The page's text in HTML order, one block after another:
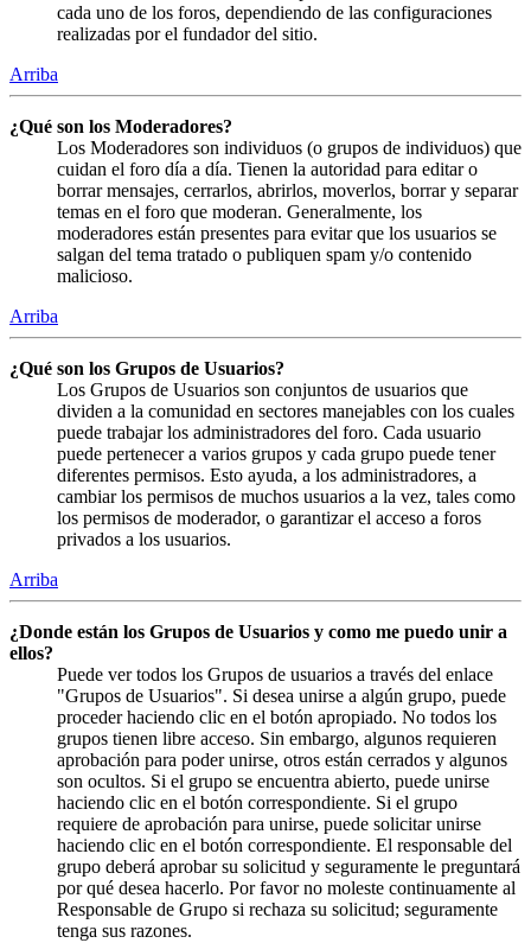
cada uno de los foros, dependiendo de las configuraciones
realizadas por el fundador del sitio.
Arriba
¿Qué son los Moderadores?
Los Moderadores son individuos (o grupos de individuos) que
cuidan el foro día a día. Tienen la autoridad para editar o
borrar mensajes, cerrarlos, abrirlos, moverlos, borrar y separar
temas en el foro que moderan. Generalmente, los
moderadores están presentes para evitar que los usuarios se
salgan del tema tratado o publiquen spam y/o contenido
malicioso.
Arriba
¿Qué son los Grupos de Usuarios?
Los Grupos de Usuarios son conjuntos de usuarios que
dividen a la comunidad en sectores manejables con los cuales
puede trabajar los administradores del foro. Cada usuario
puede pertenecer a varios grupos y cada grupo puede tener
diferentes permisos. Esto ayuda, a los administradores, a
cambiar los permisos de muchos usuarios a la vez, tales como
los permisos de moderador, o garantizar el acceso a foros
privados a los usuarios.
Arriba
¿Donde están los Grupos de Usuarios y como me puedo unir a
ellos?
Puede ver todos los Grupos de usuarios a través del enlace
"Grupos de Usuarios". Si desea unirse a algún grupo, puede
proceder haciendo clic en el botón apropiado. No todos los
grupos tienen libre acceso. Sin embargo, algunos requieren
aprobación para poder unirse, otros están cerrados y algunos
son ocultos. Si el grupo se encuentra abierto, puede unirse
haciendo clic en el botón correspondiente. Si el grupo
requiere de aprobación para unirse, puede solicitar unirse
haciendo clic en el botón correspondiente. El responsable del
grupo deberá aprobar su solicitud y seguramente le preguntará
por qué desea hacerlo. Por favor no moleste continuamente al
Responsable de Grupo si rechaza su solicitud; seguramente
tenga sus razones.